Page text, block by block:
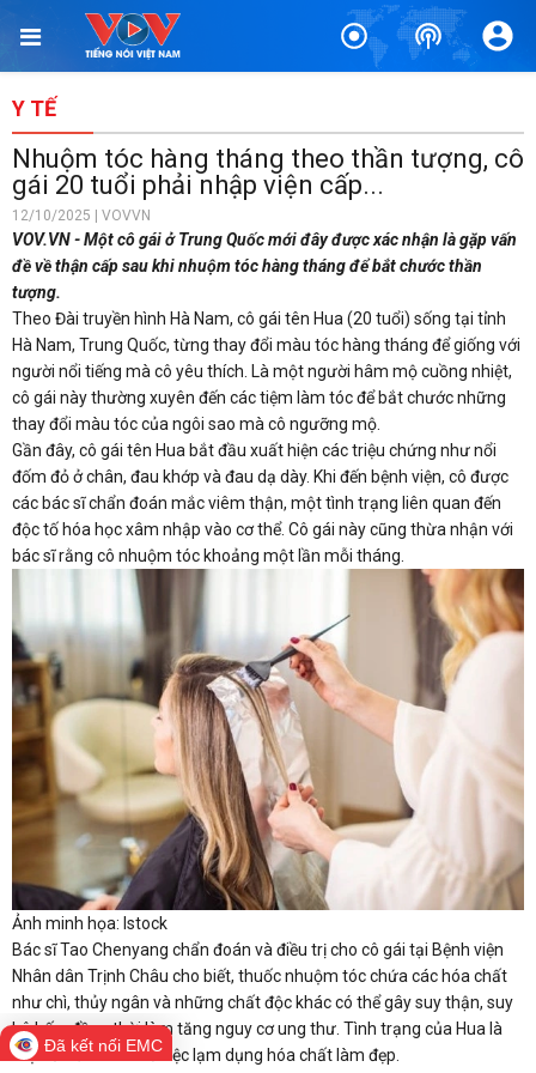
Y TẾ
Nhuộm tóc hàng tháng theo thần tượng, cô
gái 20 tuổi phải nhập viện cấp...
12/10/2025 | VOVVN
VOV.VN - Một cô gái ở Trung Quốc mới đây được xác nhận là gặp vấn
đề về thận cấp sau khi nhuộm tóc hàng tháng để bắt chước thần
tượng.
Theo Đài truyền hình Hà Nam, cô gái tên Hua (20 tuổi) sống tại tỉnh
Hà Nam, Trung Quốc, từng thay đổi màu tóc hàng tháng để giống với
người nổi tiếng mà cô yêu thích. Là một người hâm mộ cuồng nhiệt,
cô gái này thường xuyên đến các tiệm làm tóc để bắt chước những
thay đổi màu tóc của ngôi sao mà cô ngưỡng mộ.
Gần đây, cô gái tên Hua bắt đầu xuất hiện các triệu chứng như nổi
đốm đỏ ở chân, đau khớp và đau dạ dày. Khi đến bệnh viện, cô được
các bác sĩ chẩn đoán mắc viêm thận, một tình trạng liên quan đến
độc tố hóa học xâm nhập vào cơ thể. Cô gái này cũng thừa nhận với
bác sĩ rằng cô nhuộm tóc khoảng một lần mỗi tháng.
Ảnh minh họa: Istock
Bác sĩ Tao Chenyang chẩn đoán và điều trị cho cô gái tại Bệnh viện
Nhân dân Trịnh Châu cho biết, thuốc nhuộm tóc chứa các hóa chất
như chì, thủy ngân và những chất độc khác có thể gây suy thận, suy
hô hấp, đồng thời làm tăng nguy cơ ung thư. Tình trạng của Hua là
một lời cảnh báo về việc lạm dụng hóa chất làm đẹp.
Đã kết nối EMC